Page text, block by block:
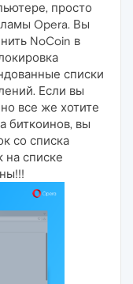
просто
Opera. Вы
NoCoin в
списки
Если вы
все же хотите
биткоинов, вы
со списка
на списке